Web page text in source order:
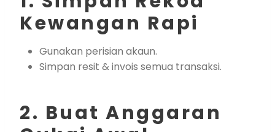
Kewangan Rapi
Gunakan perisian akaun.
Simpan resit & invois semua transaksi.
2. Buat Anggaran